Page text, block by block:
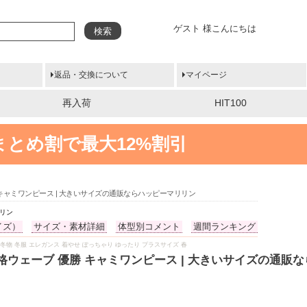
ゲスト 様こんにちは
検索
返品・交換について マイページ
再入荷 HIT100
め割で最大12%割引
ミワンピース | 大きいサイズの通販ならハッピーマリリン
ン
） サイズ・素材詳細 体型別コメント 週間ランキング
物 冬服 エレガンス 着やせ ぽっちゃり ゆったり プラスサイズ 春
ウェーブ 優勝 キャミワンピース | 大きいサイズの通販